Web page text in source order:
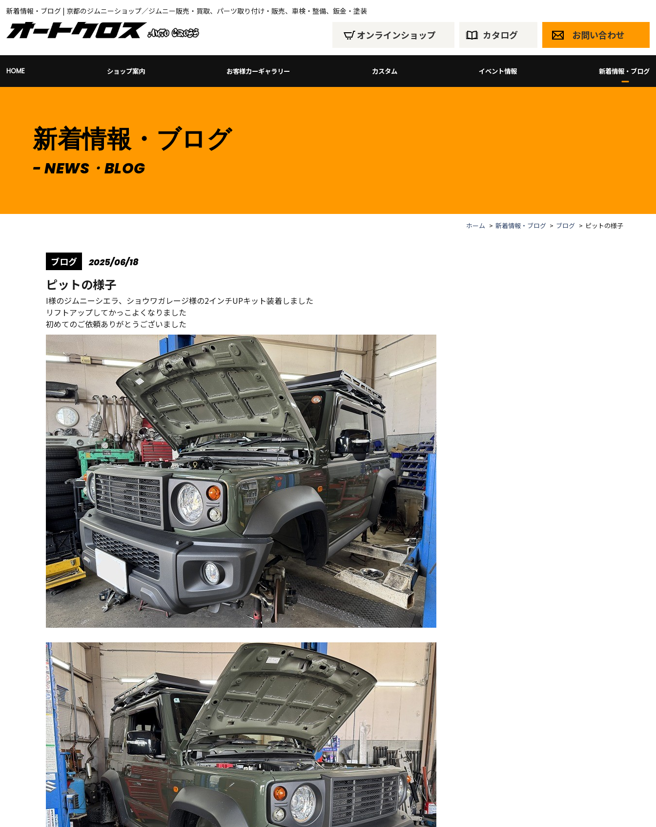
新着情報・ブログ | 京都のジムニーショップ／ジムニー販売・買取、パーツ取り付け・販売、車検・整備、鈑金・塗装
オンラインショップ カタログ お問い合わせ
HOME ショップ案内 お客様カーギャラリー カスタム イベント情報 新着情報・ブログ
新着情報・ブログ
NEWS・BLOG
ホーム 新着情報・ブログ ブログ ピットの様子
ブログ 2025/06/18
ピットの様子
I様のジムニーシエラ、ショウワガレージ様の2インチUPキット装着しました
リフトアップしてかっこよくなりました
初めてのご依頼ありがとうございました